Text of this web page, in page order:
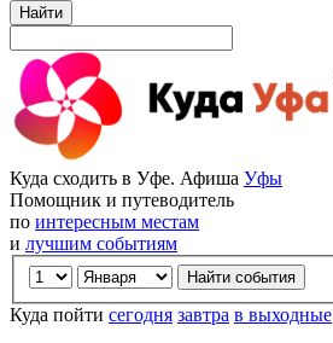
Найти
Куда сходить в Уфе. Афиша Уфы
Помощник и путеводитель
по интересным местам
и лучшим событиям
Куда пойти сегодня завтра в выходные